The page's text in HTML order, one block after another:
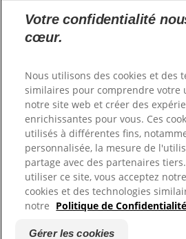
Slovenija
Switzerland (Schweiz)
© 2026 Colgate-Palmolive Company.
Mentions légales Données
Votre confidentialité
cœur.
Nous utilisons des cookies et des
similaires pour comprendre votre
notre site web et créer des
enrichissantes pour vous. Ces
utilisés à différentes fins,
personnalisée, la mesure de
partage avec des partenaires
utiliser ce site, vous acceptez
cookies et des technologies
notre Politique de
Gérer les cookies